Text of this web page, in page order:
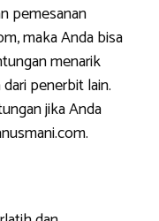
pemesanan
maka Anda bisa
menarik
penerbit lain.
jika Anda